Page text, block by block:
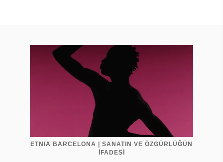
ETNIA BARCELONA | SANATIN VE ÖZGÜRLÜĞÜN
İFADESİ